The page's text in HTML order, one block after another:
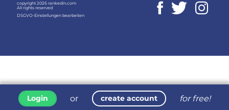
Login or create account for free!
copyright 2026 rankedin.com
All rights reserved
DSGVO-Einstellungen bearbeiten